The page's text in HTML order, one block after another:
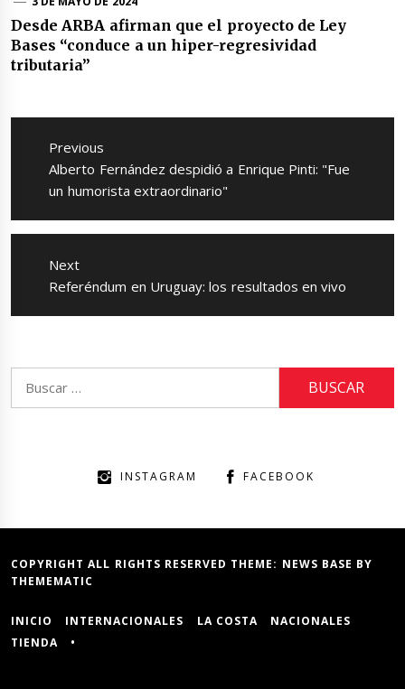
Desde ARBA afirman que el proyecto de Ley
Bases “conduce a un hiper-regresividad
tributaria”
Navegación
entradas
Previous
Previous
post:
Alberto Fernández despidió a Enrique Pinti: "Fue
un humorista extraordinario"
Next
Next
Referéndum en Uruguay: los resultados en vivo
INSTAGRAM FACEBOOK
COPYRIGHT ALL RIGHTS RESERVED THEME: NEWS BASE BY
THEMEMATIC
INICIO INTERNACIONALES LA COSTA
NACIONALES
TIENDA
•